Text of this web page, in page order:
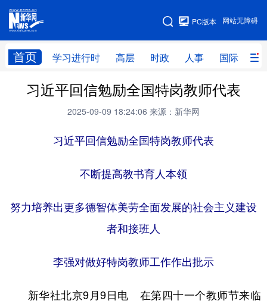
网站无障碍
PC版本
首页 学习进行时 高层 时政 人事 国际 财
网站地图
学习进行时 高层 时政 人事
财经 网评
思客智库 全球连线
访谈 视频 图片 政务
人居 信息化 数字经济
学术中国 乡村振兴 银龄 溯源中国
习近平回信勉励全国特岗教师代表
2025-09-09 18:24:06 来源：新华网
习近平回信勉励全国特岗教师代表
不断提高教书育人本领
努力培养出更多德智体美劳全面发展的社会主义建设
者和接班人
李强对做好特岗教师工作作出批示
新华社北京9月9日电 在第四十一个教师节来临